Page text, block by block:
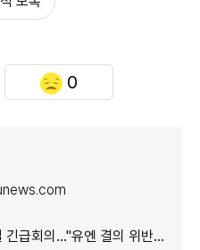
0
…"유엔 결의 위반, 즉각 중단 촉구"